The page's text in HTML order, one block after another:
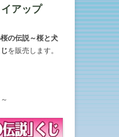
アップ
桜の伝説～桜と犬
を販売します。